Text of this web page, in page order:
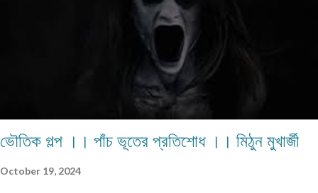
নিষেধ করেছেন।" কাশেম সাহেব কাপ হাতে নিয়ে হেসে বললেন, — "ডাক্তার যতটা নিষেধ করেন, তুমি তার
ভৌতিক গল্প ।। পাঁচ ভূতের প্রতিশোধ ।। মিঠুন মুখার্জী
October 19, 2024